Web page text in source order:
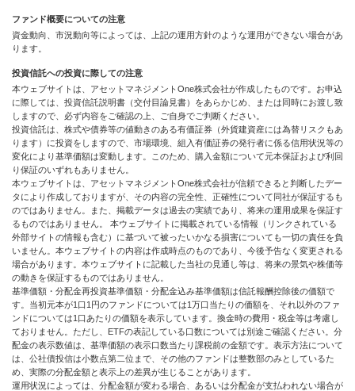
ファンド概要についての注意
資金動向、市況動向等によっては、上記の運用方針のような運用ができない場合があ
ります。
投資信託への投資に際しての注意
本ウェブサイトは、アセットマネジメントOne株式会社が作成したものです。お申込
に際しては、投資信託説明書（交付目論見書）をあらかじめ、または同時にお渡し致
しますので、必ず内容をご確認の上、ご自身でご判断ください。
投資信託は、株式や債券等の値動きのある有価証券（外貨建資産には為替リスクもあ
ります）に投資をしますので、市場環境、組入有価証券の発行者に係る信用状況等の
変化により基準価額は変動します。このため、購入金額について元本保証および利回
り保証のいずれもありません。
本ウェブサイトは、アセットマネジメントOne株式会社が信頼できると判断したデー
タにより作成しておりますが、その内容の完全性、正確性について同社が保証するも
のではありません。また、掲載データは過去の実績であり、将来の運用成果を保証す
るものではありません。 本ウェブサイトに掲載されている情報（リンクされている
外部サイトの情報も含む）に基づいて被ったいかなる損害についても一切の責任を負
いません。本ウェブサイトの内容は作成時点のものであり、今後予告なく変更される
場合があります。本ウェブサイトに記載した当社の見通し等は、将来の景気や株価等
の動きを保証するものではありません。
基準価額・分配金再投資基準価額・分配金込み基準価額は信託報酬控除後の価額で
す。当初元本が1口1円のファンドについては1万口当たりの価額を、それ以外のファ
ンドについては1口あたりの価額を表示しています。換金時の費用・税金等は考慮し
ておりません。ただし、ETFの表記している口数については別途ご確認ください。分
配金の表示数値は、基準価額の表示口数当たり課税前の金額です。表示方法について
は、公社債投信は小数点第二位まで、その他のファンドは整数部のみとしているた
め、実際の分配金額と表示上の差異が生じることがあります。
運用状況によっては、分配金額が変わる場合、あるいは分配金が支払われない場合が